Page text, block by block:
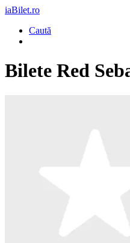
iaBilet.ro
Caută
Bilete Red